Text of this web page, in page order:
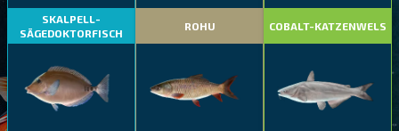
SKALPELL-
SÄGEDOKTORFISCH
ROHU COBALT-KATZENWELS